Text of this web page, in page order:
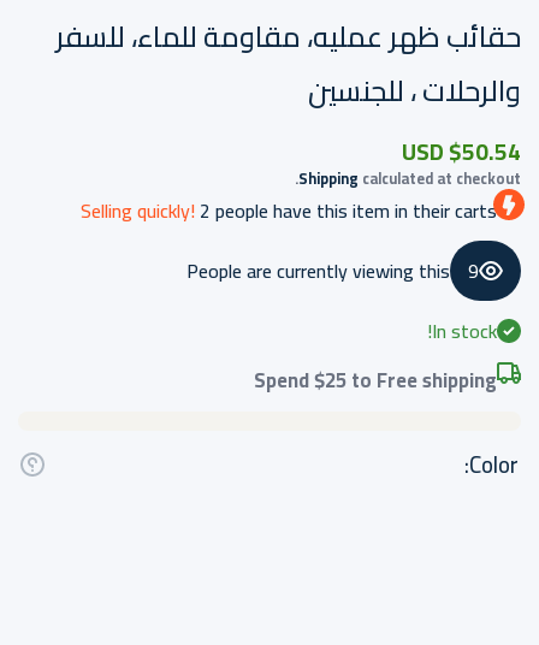
حقائب ظهر عمليه، مقاومة للماء، للسفر
والرحلات ، للجنسين
$50.54 USD
Shipping calculated at checkout.
Selling quickly!2 people have this item in their carts
9
People are currently viewing this
In stock!
Spend$25to Free shipping
Color: